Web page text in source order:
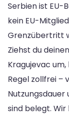
Serbien ist
kein EU-
Grenzübertritt
Ziehst du
Kragujevac
Regel zollfrei –
sind belegt.